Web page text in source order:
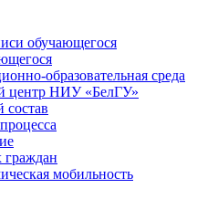
обучающегося
образовательная среда
центр НИУ «БелГУ»
состав
граждан
мобильность